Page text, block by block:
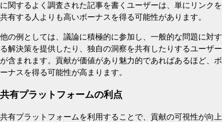
に関するよく調査された記事を書くユーザーは、単にリンクを
共有する人よりも高いボーナスを得る可能性があります。
他の例としては、議論に積極的に参加し、一般的な問題に対す
る解決策を提供したり、独自の洞察を共有したりするユーザー
が含まれます。貢献が価値があり魅力的であればあるほど、ボ
ーナスを得る可能性が高まります。
共有プラットフォームの利点
共有プラットフォームを利用することで、貢献の可視性が向上